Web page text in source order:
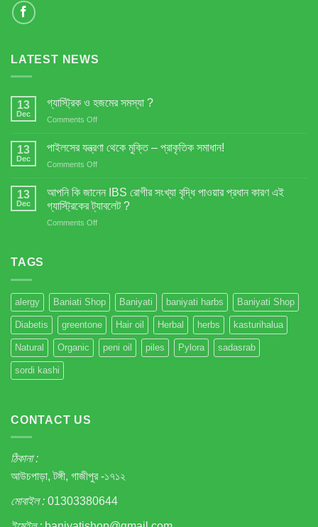
LATEST NEWS
13
Dec
গ্যাস্ট্রিক ও হজমের সমস্যা ?
Comments Offon
ও
13
Dec
পাইলসের যন্ত্রণা থেকে মুক্তি – প্রাকৃতিক সমাধান!
Comments Offon
যন্ত্রণা
মুক্তি
–
13
Dec
আপনি কি জানেন IBS রোগীর সংখ্যা বৃদ্ধি পাওয়ার প্রধান কারণ এই
গ্যাস্ট্রিকের ট্যাবলেট ?
Comments Offon
সংখ্যা
বৃদ্ধি
পাওয়ার
প্রধান
কারণ
এই
TAGS
alergy Baniati Shop Baniyati baniyati harbs Baniyati Shop
Diabetis greentone Hair oil Herbal herbs kasturihalua
Natural Organic peni oil piles Pylora sadasrab
sordi kashi
CONTACT US
ঠিকানা :
আউচপাড়া, টঙ্গী, গাজীপুর -১৭১২
মোবাইল : 01303380644